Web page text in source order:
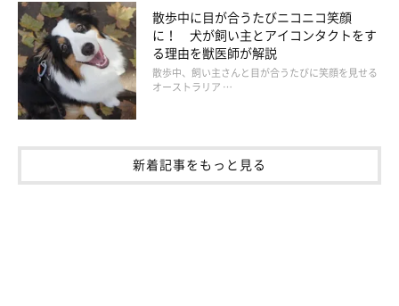
いぬのきもち投稿写真ギャラリー
——犬のストレスサインに気づくために、飼い主さんが意識した
いことはなんでしょうか？
散歩中に目が合うたびニコニコ笑顔
に！ 犬が飼い主とアイコンタクトをす
る理由を獣医師が解説
散歩中、飼い主さんと目が合うたびに笑顔を見せる
オーストラリア …
新着記事をもっと見る